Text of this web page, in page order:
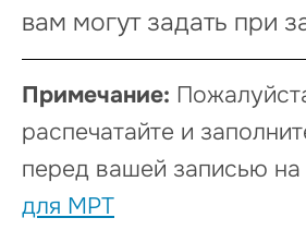
вам могут задать при
Примечание:
распечатайте и
перед вашей записью
для МРТ